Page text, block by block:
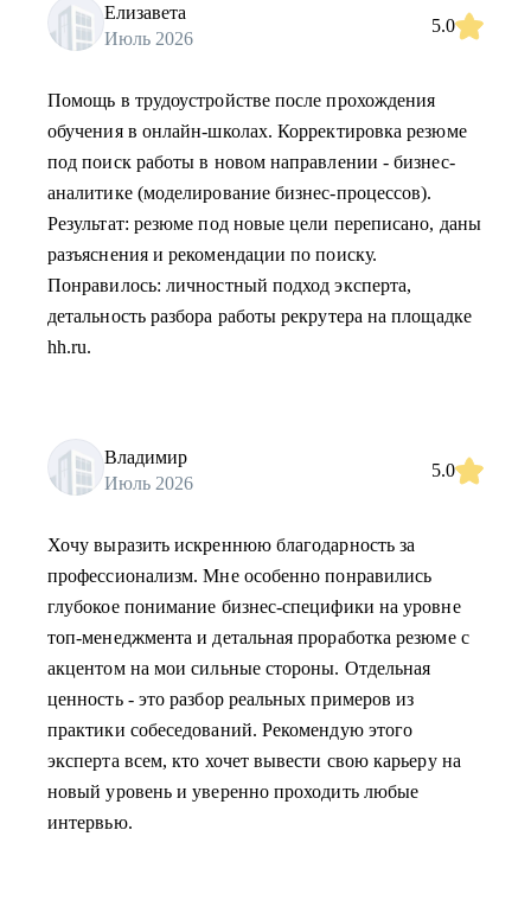
Елизавета
Июль 2026
5.0
Помощь в трудоустройстве после прохождения
обучения в онлайн-школах. Корректировка резюме
под поиск работы в новом направлении - бизнес-
аналитике (моделирование бизнес-процессов).
Результат: резюме под новые цели переписано, даны
разъяснения и рекомендации по поиску.
Понравилось: личностный подход эксперта,
детальность разбора работы рекрутера на площадке
hh.ru.
Владимир
Июль 2026
5.0
Хочу выразить искреннюю благодарность за
профессионализм. Мне особенно понравились
глубокое понимание бизнес-специфики на уровне
топ-менеджмента и детальная проработка резюме с
акцентом на мои сильные стороны. Отдельная
ценность - это разбор реальных примеров из
практики собеседований. Рекомендую этого
эксперта всем, кто хочет вывести свою карьеру на
новый уровень и уверенно проходить любые
интервью.